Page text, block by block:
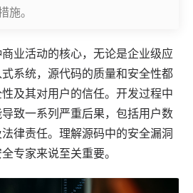
施。
业活动的核心，无论是企业级应
系统，源代码的质量和安全性都
及其对用户的信任。开发过程中
致一系列严重后果，包括用户数
法律责任。理解源码中的安全漏洞
专家来说至关重要。